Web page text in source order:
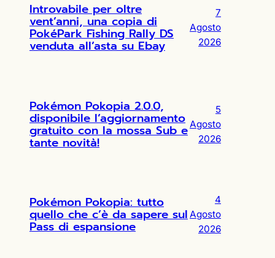
Introvabile per oltre
vent’anni, una copia di
PokéPark Fishing Rally DS
venduta all’asta su Ebay
7
Agosto
2026
Pokémon Pokopia 2.0.0,
disponibile l’aggiornamento
gratuito con la mossa Sub e
tante novità!
5
Agosto
2026
Pokémon Pokopia: tutto
quello che c’è da sapere sul
Pass di espansione
4
Agosto
2026